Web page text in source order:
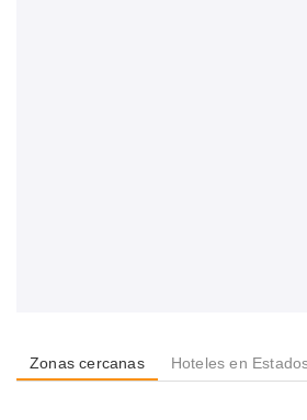
Zonas cercanas Hoteles en